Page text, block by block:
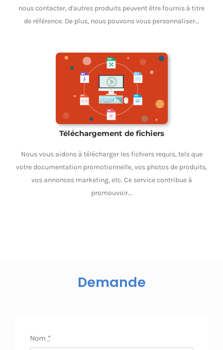
nous contacter, d'autres produits peuvent être fournis à titre
de référence. De plus, nous pouvons vous personnaliser…
Téléchargement de fichiers
Nous vous aidons à télécharger les fichiers requis, tels que
votre documentation promotionnelle, vos photos de produits,
vos annonces marketing, etc. Ce service contribue à
promouvoir…
Demande
Nom *